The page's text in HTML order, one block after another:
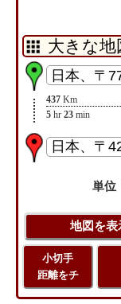
437 Km
5 hr 23 min
単位
小切手
距離をチ